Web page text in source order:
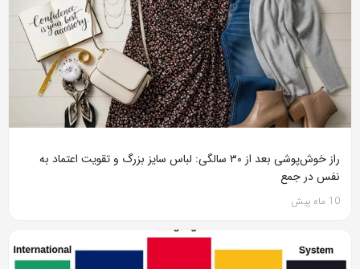
راز خوش‌پوشی بعد از ۳۰ سالگی: لباس سایز بزرگ و تقویت اعتماد به
نفس در جمع
10 ماه پیش